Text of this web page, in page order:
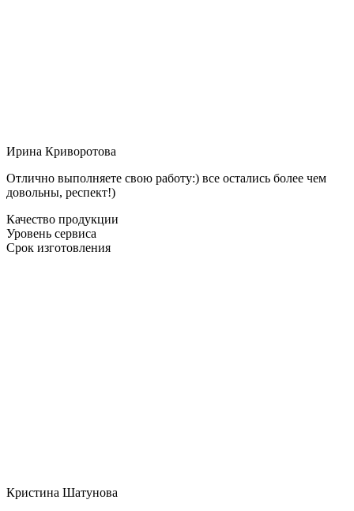
Ирина Криворотова
Отлично выполняете свою работу:) все остались более чем
довольны, респект!)
Качество продукции
Уровень сервиса
Срок изготовления
Кристина Шатунова